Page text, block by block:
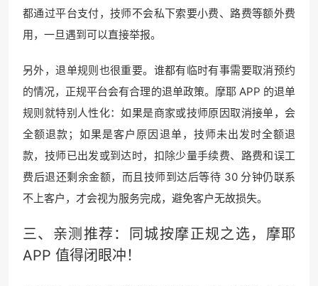
都通过平台支付，技师不会私下索要小费、路费等额外费
用，一旦遇到可以直接举报。
另外，退单规则也很重要。谁都有临时有事需要取消预约
的情况，正规平台会有合理的退单政策。摩耶 APP 的退单
规则就特别人性化：如果是商家或技师原因取消接单，会
全额退款；如果是客户原因退单，技师未出发时全额退
款，技师已出发或到达时，扣除少量手续费、路费和误工
费后退还剩余金额，而且技师到达后等待 30 分钟仍联系
不上客户，才会视为服务完成，避免客户无故损失。
三、亲测推荐：同城按摩正规之选，摩耶
APP 值得闭眼冲！